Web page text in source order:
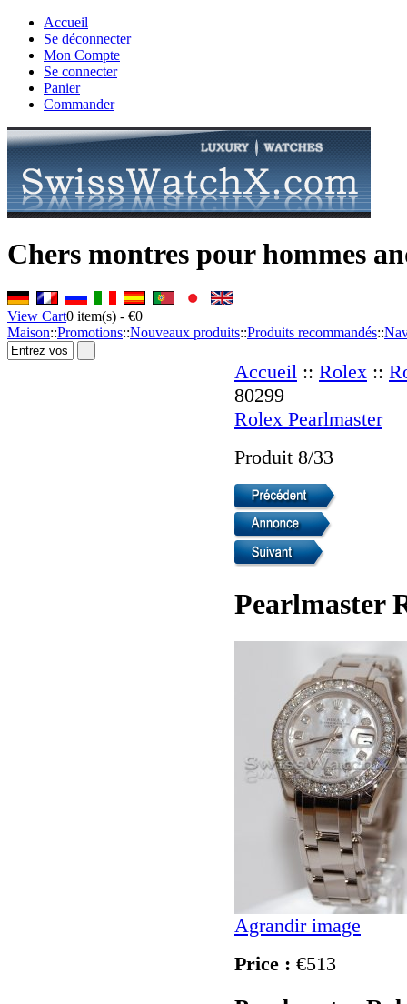
Accueil
Se déconnecter
Mon Compte
Se connecter
Panier
Commander
Chers montres pour hommes
View Cart0 item(s) - €0
Maison::Promotions::Nouveaux produits::Produits recommandés::
Accueil :: Rolex ::
80299
Rolex Pearlmaster
Produit 8/33
Pearlmaster
Agrandir image
Price : €513